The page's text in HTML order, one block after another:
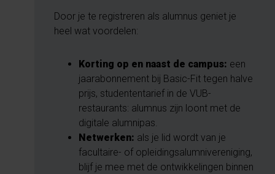
Door je te registreren als alumnus geniet je
heel wat voordelen:
Korting op en naast de campus: een
jaarabonnement bij Basic-Fit tegen halve
prijs, studententarief in de VUB-
restaurants: alumnus zijn loont met de
digitale alumnipas.
Netwerken: als je lid wordt van je
facultaire- of opleidingsalumnivereniging,
blijf je mee met de ontwikkelingen binnen